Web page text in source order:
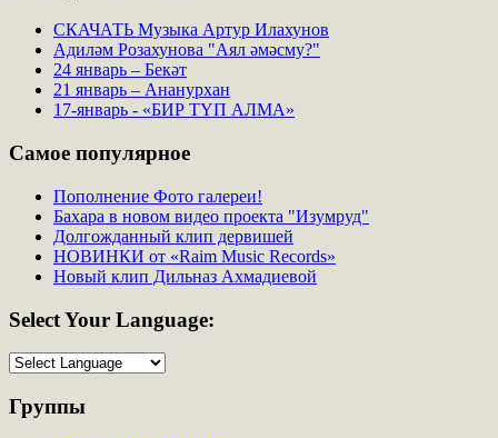
СКАЧАТЬ Музыка Артур Илахунов
Адиләм Розахунова "Аял әмәсму?"
24 январь – Бекәт
21 январь – Ананурхан
17-январь - «БИР ТҮП АЛМА»
Самое популярное
Пополнение Фото галереи!
Бахара в новом видео проекта "Изумруд"
Долгожданный клип дервишей
НОВИНКИ от «Raim Music Records»
Новый клип Дильназ Ахмадиевой
SelectYour Language:
Группы